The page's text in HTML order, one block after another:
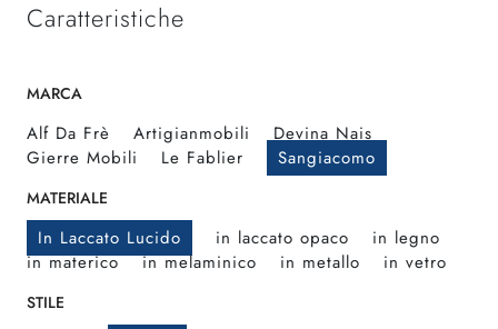
Caratteristiche
MARCA
Alf Da Frè Artigianmobili
Devina Nais
Gierre Mobili
Le Fablier Sangiacomo
MATERIALE
In Laccato Lucido in laccato opaco
in legno
in materico
in melaminico in metallo in vetro
STILE